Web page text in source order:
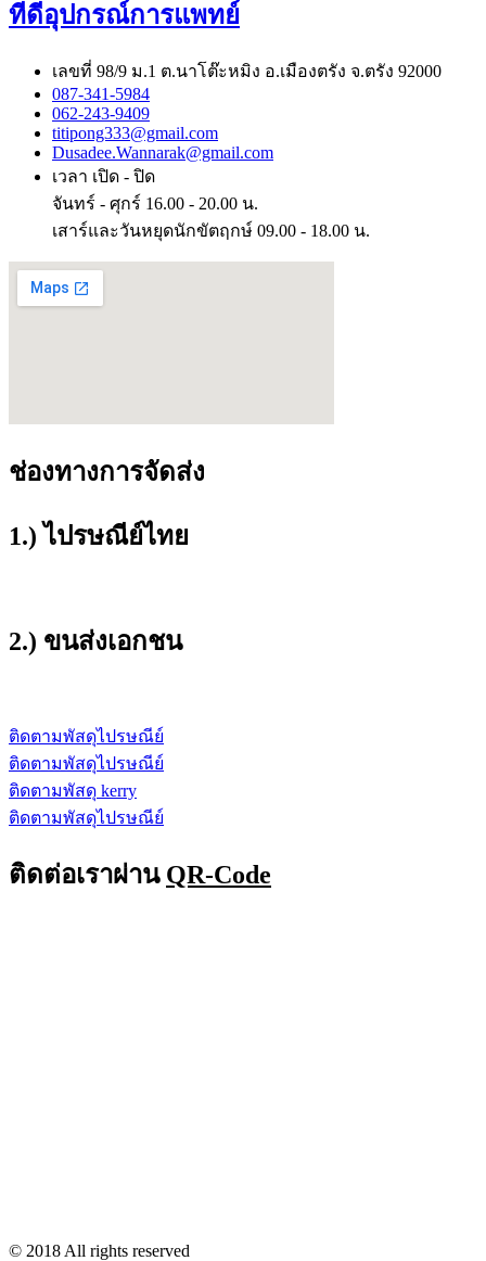
ทีดีอุปกรณ์การแพทย์
เลขที่ 98/9 ม.1 ต.นาโต๊ะหมิง อ.เมืองตรัง จ.ตรัง 92000
087-341-5984
062-243-9409
titipong333@gmail.com
Dusadee.Wannarak@gmail.com
เวลา เปิด - ปิด
จันทร์ - ศุกร์ 16.00 - 20.00 น.
เสาร์และวันหยุดนักขัตฤกษ์ 09.00 - 18.00 น.
ช่องทางการจัดส่ง
1.) ไปรษณีย์ไทย
2.) ขนส่งเอกชน
ติดตามพัสดุไปรษณีย์
ติดตามพัสดุไปรษณีย์
ติดตามพัสดุ kerry
ติดตามพัสดุไปรษณีย์
ติดต่อเราผ่าน QR-Code
© 2018 All rights reserved​